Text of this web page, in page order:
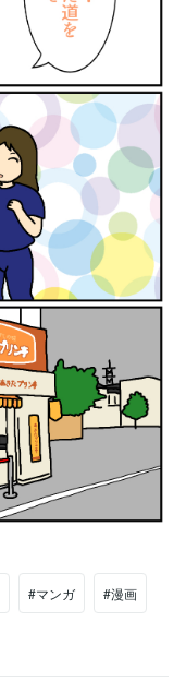
#マンガ #漫画